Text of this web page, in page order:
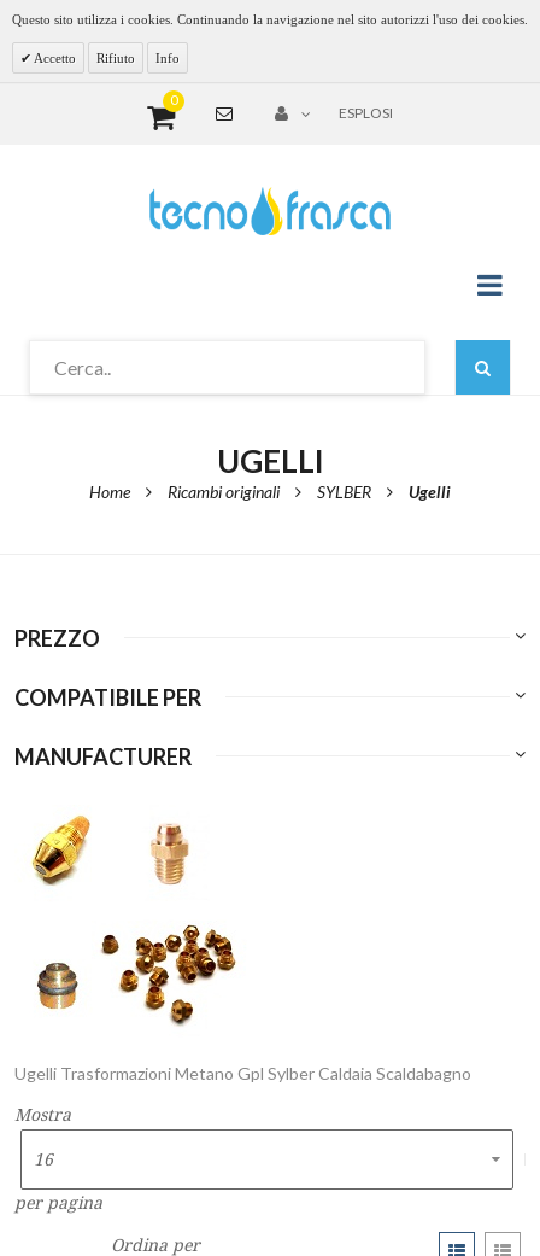
Questo sito utilizza i cookies. Continuando la navigazione nel sito autorizzi l'uso dei cookies.
Accetto Rifiuto Info
0
ESPLOSI
UGELLI
Home Ricambi originali SYLBER Ugelli
PREZZO
COMPATIBILE PER
MANUFACTURER
Ugelli Trasformazioni Metano Gpl Sylber Caldaia Scaldabagno
Mostra
per pagina
Ordina per